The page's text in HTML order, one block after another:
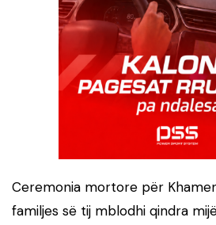
Ceremonia mortore për
familjes së tij mblodhi qindra